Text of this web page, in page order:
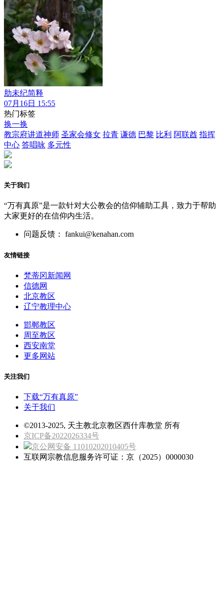
肋未纪简释
07月16日 15:55
热门标签
换一换
教宗府讲道神师 圣家会修女 拉青 谦德 巴黎 比利 阿联酋 指挥
中心 答唱咏 多元性
关于我们
“万有真原”是一款针对大公教会的信仰辅助工具，致力于帮助
大家更好的在信仰内生活。
问题反馈： fankui@kenahan.com
友情链接
梵蒂冈新闻网
信德网
北京教区
辽宁教理中心
邯郸教区
周至教区
西安南堂
更多网站
关注我们
下载“万有真原”
关于我们
©2013-2025, 天主教北京教区西什库教堂 所有
京ICP备2022026334号
京公网安备 11010202010405号
互联网宗教信息服务许可证：京（2025）0000030